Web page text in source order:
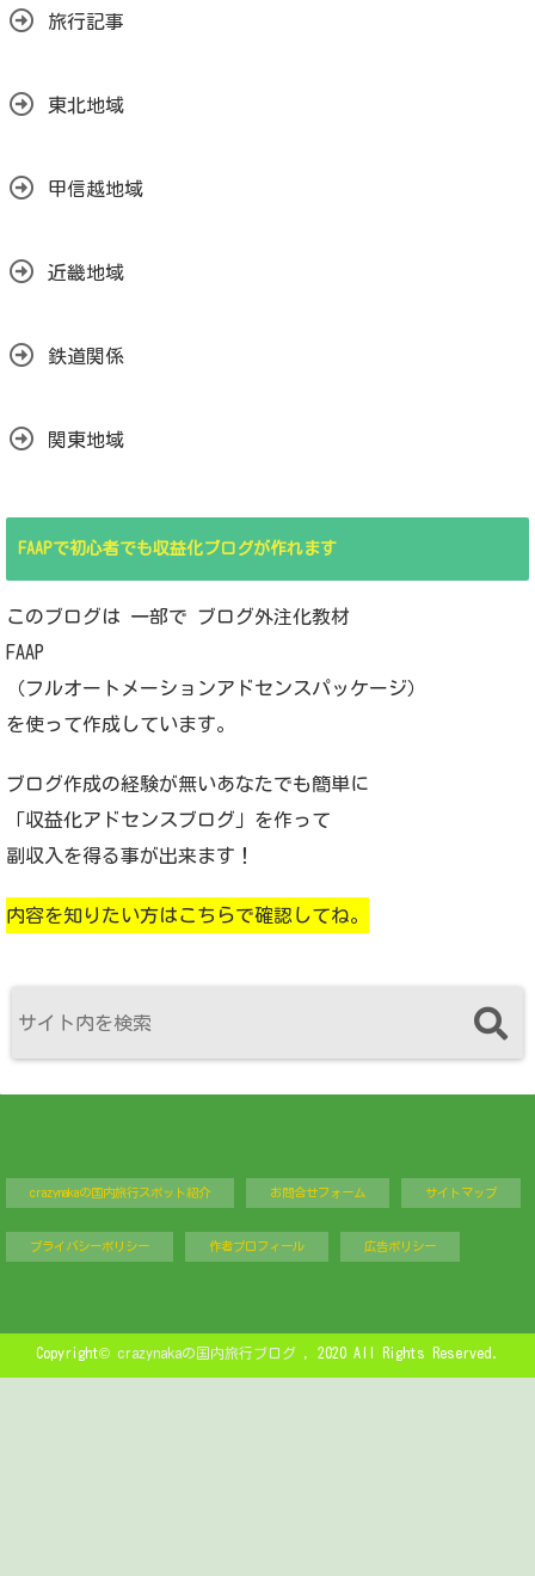
旅行記事
東北地域
甲信越地域
近畿地域
鉄道関係
関東地域
FAAPで初心者でも収益化ブログが作れます
このブログは 一部で ブログ外注化教材
FAAP
（フルオートメーションアドセンスパッケージ）
を使って作成しています。
ブログ作成の経験が無いあなたでも簡単に
「収益化アドセンスブログ」を作って
副収入を得る事が出来ます！
内容を知りたい方はこちらで確認してね。
crazynakaの国内旅行スポット紹介 お問合せフォーム サイトマップ
プライバシーポリシー 作者プロフィール 広告ポリシー
Copyright© crazynakaの国内旅行ブログ , 2020 All Rights Reserved.